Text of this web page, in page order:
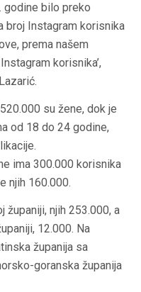
godine bilo preko
broj Instagram korisnika
prema našem
korisnika’,
su žene, dok je
od 18 do 24 godine,
ima 300.000 korisnika
njih 160.000.
županiji, njih 253.000, a
12.000. Na
županija sa
goranska županija